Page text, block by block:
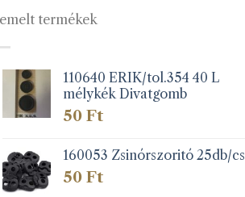
termékek
110640 ERIK/tol.354 40 L
mélykék Divatgomb
50Ft
160053 Zsinórszoritó 25db/cs
50Ft